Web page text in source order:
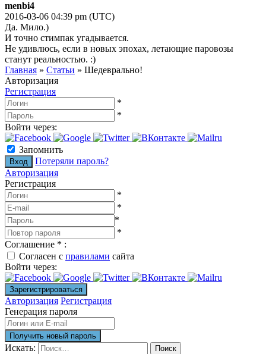
menbi4
2016-03-06 04:39 pm (UTC)
Да. Мило.)
И точно стимпак угадывается.
Не удивлюсь, если в новых эпохах, летающие паровозы
станут реальностью. :)
Главная » Статьи » Шедеврально!
Авторизация
Регистрация
*
*
Войти через:
Запомнить
Потеряли пароль?
Авторизация
Регистрация
*
*
*
*
Соглашение * :
Согласен с правилами сайта
Войти через:
Авторизация Регистрация
Генерация пароля
Искать: Поиск